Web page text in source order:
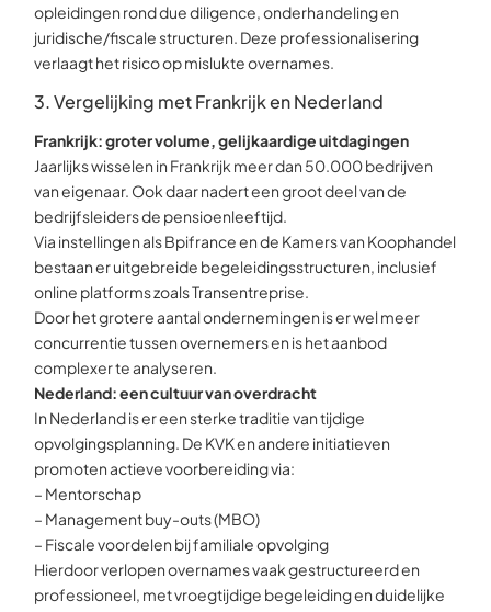
opleidingen rond due diligence, onderhandeling en
juridische/fiscale structuren. Deze professionalisering
verlaagt het risico op mislukte overnames.
3. Vergelijking met Frankrijk en Nederland
Frankrijk: groter volume, gelijkaardige uitdagingen
Jaarlijks wisselen in Frankrijk meer dan 50.000 bedrijven
van eigenaar. Ook daar nadert een groot deel van de
bedrijfsleiders de pensioenleeftijd.
Via instellingen als Bpifrance en de Kamers van Koophandel
bestaan er uitgebreide begeleidingsstructuren, inclusief
online platforms zoalsTransentreprise.
Door het grotere aantal ondernemingen is er wel meer
concurrentie tussen overnemers en is het aanbod
complexer te analyseren.
Nederland: een cultuur van overdracht
In Nederland is er een sterke traditie van tijdige
opvolgingsplanning. De KVK en andere initiatieven
promoten actieve voorbereiding via:
– Mentorschap
– Management buy-outs (MBO)
– Fiscale voordelen bij familiale opvolging
Hierdoor verlopen overnames vaak gestructureerd en
professioneel, met vroegtijdige begeleiding en duidelijke